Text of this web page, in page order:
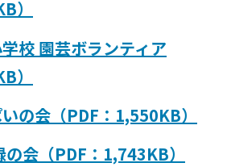
）
校 園芸ボランティア
）
の会（PDF：1,550KB）
会（PDF：1,743KB）